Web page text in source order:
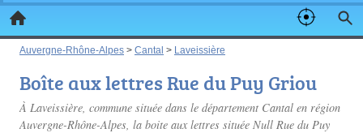
Auvergne-Rhône-Alpes > Cantal > Laveissière
Boîte aux lettres Rue du Puy Griou
À Laveissière, commune située dans le département Cantal en région
Auvergne-Rhône-Alpes, la boite aux lettres située Null Rue du Puy